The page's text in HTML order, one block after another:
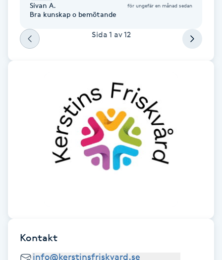
Extensions borttagning
Eyeliner-tatuering
Fet hårbotten
Fettreducering
Fillers
Fotmassage
Sivan A. för ungefär en månad sedan
Bra kunskap o bemötande
Sida 1 av12
Kontakt